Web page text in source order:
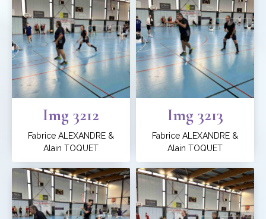
Img 3212
Fabrice ALEXANDRE &
Alain TOQUET
Img 3213
Fabrice ALEXANDRE &
Alain TOQUET